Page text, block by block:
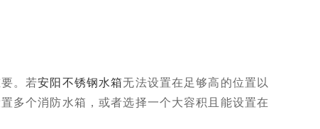
。若安阳不锈钢水箱无法设置在足够高的位置以
多个消防水箱，或者选择一个大容积且能设置在